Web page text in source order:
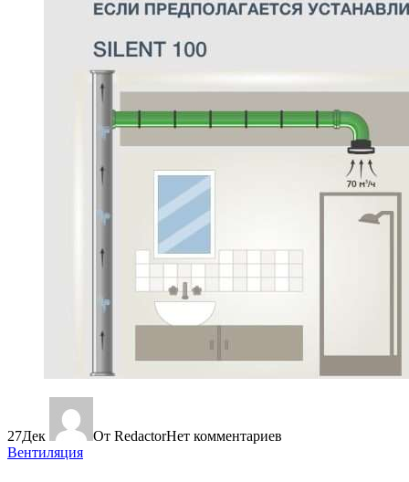
27Дек От RedactorНет комментариев
Вентиляция